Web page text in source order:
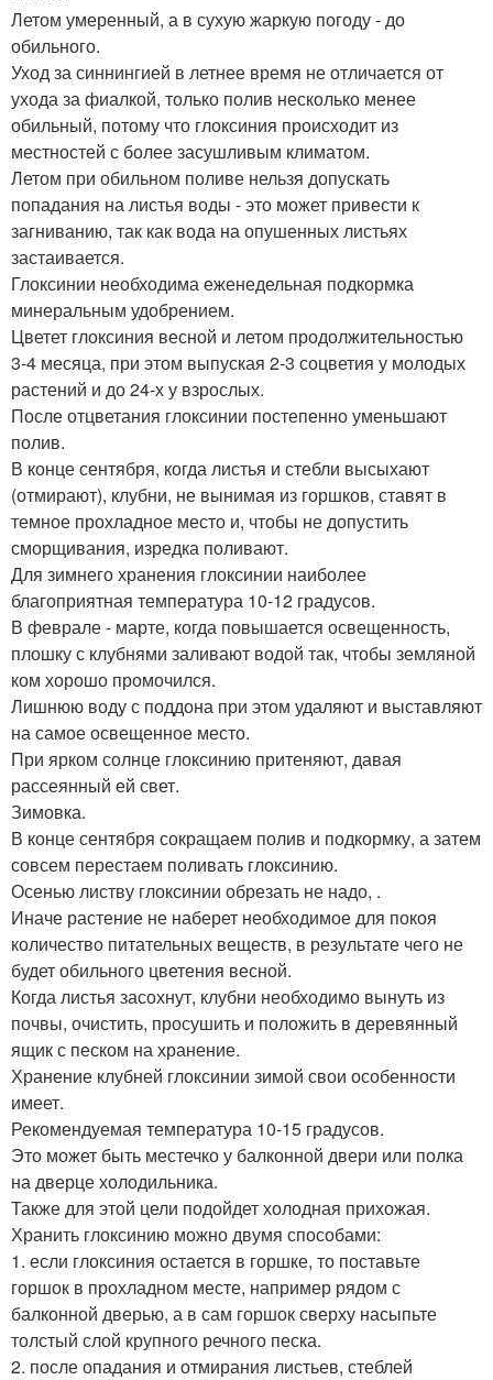
Летом умеренный, а в сухую жаркую погоду - до
обильного.
Уход за синнингией в летнее время не отличается от
ухода за фиалкой, только полив несколько менее
обильный, потому что глоксиния происходит из
местностей с более засушливым климатом.
Летом при обильном поливе нельзя допускать
попадания на листья воды - это может привести к
загниванию, так как вода на опушенных листьях
застаивается.
Глоксинии необходима еженедельная подкормка
минеральным удобрением.
Цветет глоксиния весной и летом продолжительностью
3-4 месяца, при этом выпуская 2-3 соцветия у молодых
растений и до 24-х у взрослых.
После отцветания глоксинии постепенно уменьшают
полив.
В конце сентября, когда листья и стебли высыхают
(отмирают), клубни, не вынимая из горшков, ставят в
темное прохладное место и, чтобы не допустить
сморщивания, изредка поливают.
Для зимнего хранения глоксинии наиболее
благоприятная температура 10-12 градусов.
В феврале - марте, когда повышается освещенность,
плошку с клубнями заливают водой так, чтобы земляной
ком хорошо промочился.
Лишнюю воду с поддона при этом удаляют и выставляют
на самое освещенное место.
При ярком солнце глоксинию притеняют, давая
рассеянный ей свет.
Зимовка.
В конце сентября сокращаем полив и подкормку, а затем
совсем перестаем поливать глоксинию.
Осенью листву глоксинии обрезать не надо, .
Иначе растение не наберет необходимое для покоя
количество питательных веществ, в результате чего не
будет обильного цветения весной.
Когда листья засохнут, клубни необходимо вынуть из
почвы, очистить, просушить и положить в деревянный
ящик с песком на хранение.
Хранение клубней глоксинии зимой свои особенности
имеет.
Рекомендуемая температура 10-15 градусов.
Это может быть местечко у балконной двери или полка
на дверце холодильника.
Также для этой цели подойдет холодная прихожая.
Хранить глоксинию можно двумя способами:
1. если глоксиния остается в горшке, то поставьте
горшок в прохладном месте, например рядом с
балконной дверью, а в сам горшок сверху насыпьте
толстый слой крупного речного песка.
2. после опадания и отмирания листьев, стеблей